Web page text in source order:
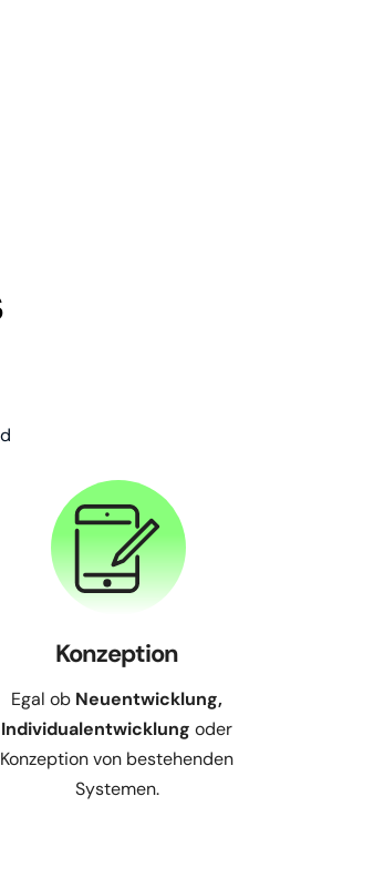
Konzeption
Egal ob Neuentwicklung,
Individualentwicklung oder
Konzeption von bestehenden
Systemen.